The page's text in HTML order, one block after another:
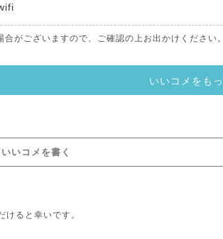
がございますので、ご確認の上お出かけください。
いいコメをも
いコメを書く
けると幸いです。